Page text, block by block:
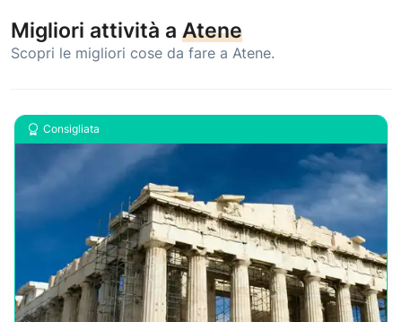
Migliori attività a Atene
Scopri le migliori cose da fare a Atene.
Consigliata